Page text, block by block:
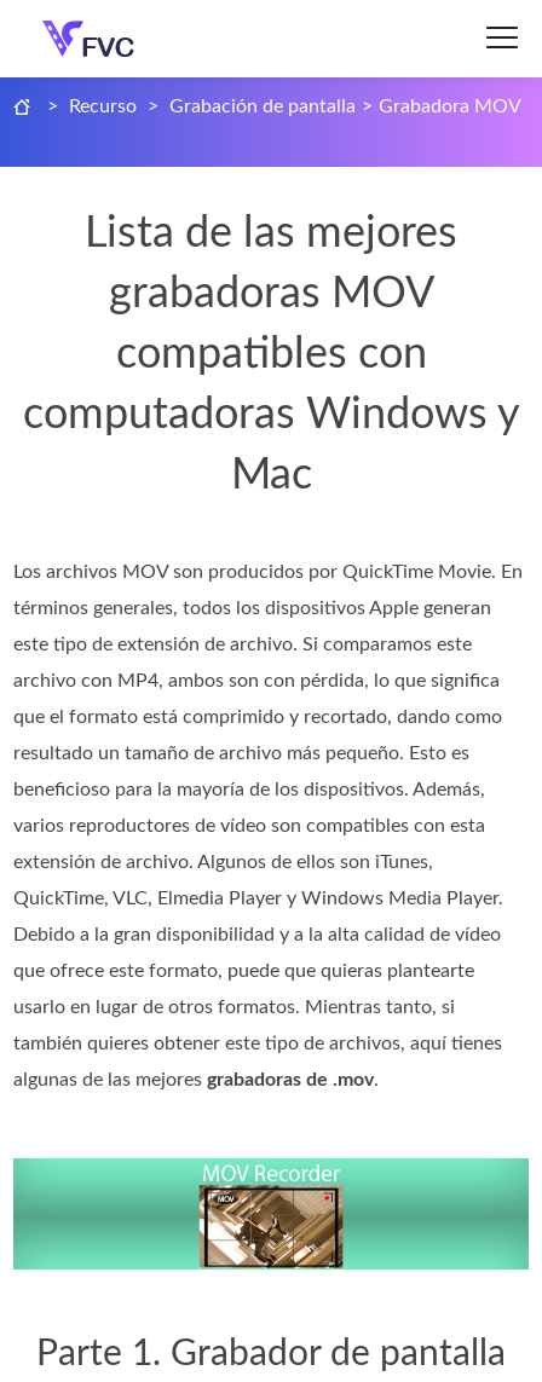
> Recurso > Grabación de pantalla > Grabadora MOV
Lista de las mejores
grabadoras MOV
compatibles con
computadoras Windows y
Mac
Los archivos MOV son producidos por QuickTime Movie. En
términos generales, todos los dispositivos Apple generan
este tipo de extensión de archivo. Si comparamos este
archivo con MP4, ambos son con pérdida, lo que significa
que el formato está comprimido y recortado, dando como
resultado un tamaño de archivo más pequeño. Esto es
beneficioso para la mayoría de los dispositivos. Además,
varios reproductores de vídeo son compatibles con esta
extensión de archivo. Algunos de ellos son iTunes,
QuickTime, VLC, Elmedia Player y Windows Media Player.
Debido a la gran disponibilidad y a la alta calidad de vídeo
que ofrece este formato, puede que quieras plantearte
usarlo en lugar de otros formatos. Mientras tanto, si
también quieres obtener este tipo de archivos, aquí tienes
algunas de las mejoresgrabadoras de .mov.
Parte 1. Grabador de pantalla